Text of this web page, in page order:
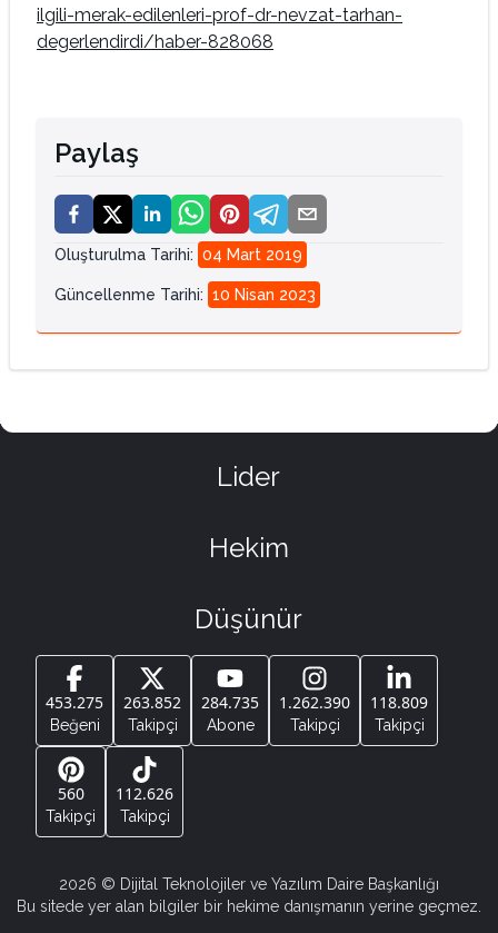
ilgili-merak-edilenleri-prof-dr-nevzat-tarhan-
degerlendirdi/haber-828068
Paylaş
Oluşturulma Tarihi: 04 Mart 2019
Güncellenme Tarihi: 10 Nisan 2023
Lider
Hekim
Düşünür
453.275
Beğeni
263.852
Takipçi
284.735
Abone
1.262.390
Takipçi
118.809
Takipçi
560
Takipçi
112.626
Takipçi
2026 © Dijital Teknolojiler ve Yazılım Daire Başkanlığı
Bu sitede yer alan bilgiler bir hekime danışmanın yerine geçmez.